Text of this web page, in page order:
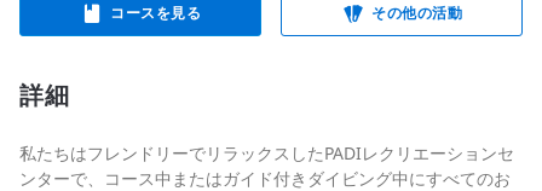
コースを見る その他の活動
詳細
私たちはフレンドリーでリラックスしたPADIレクリエーションセ
ンターで、コース中またはガイド付きダイビング中にすべてのお